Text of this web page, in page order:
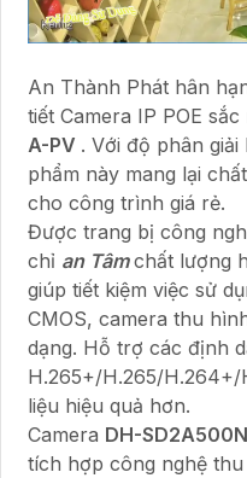
An Thành Phát hân
tiết Camera IP POE sắc
A-PV . Với độ phân giải
phẩm này mang lại
cho công trình giá rẻ.
Được trang bị công
chỉ an Tâmchất lượng
giúp tiết kiệm việc sử
CMOS, camera thu
dạng. Hỗ trợ các định
H.265+/H.265/
liệu hiệu quả hơn.
Camera DH-
tích hợp công nghệ